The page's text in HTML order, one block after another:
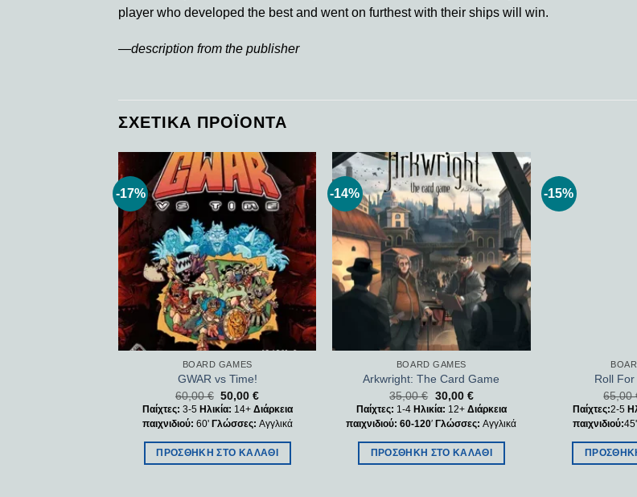
player who developed the best and went on furthest with their ships will win.
—description from the publisher
ΣΧΕΤΙΚΆ ΠΡΟΪΌΝΤΑ
-17%
Add to
wishlist
BOARD GAMES
GWAR vs Time!
60,00€ 50,00€
Παίχτες: 3-5 Ηλικία: 14+ Διάρκεια
παιχνιδιού: 60' Γλώσσες: Αγγλικά
ΠΡΟΣΘΉΚΗ ΣΤΟ ΚΑΛΆΘΙ
-14%
Add to
wishlist
BOARD GAMES
Arkwright: The Card Game
35,00€ 30,00 €
Παίχτες: 1-4 Ηλικία: 12+ Διάρκεια
παιχνιδιού: 60-120′ Γλώσσες:Αγγλικά
ΠΡΟΣΘΉΚΗ ΣΤΟ ΚΑΛΆΘΙ
-15%
Roll
65,00
Παίχτες:2-5
παιχνιδιού:45'